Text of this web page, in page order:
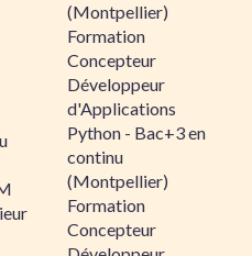
(Montpellier)
Formation
Concepteur
Développeur
d'Applications
Python - Bac+3 en
continu
(Montpellier)
Formation
Concepteur